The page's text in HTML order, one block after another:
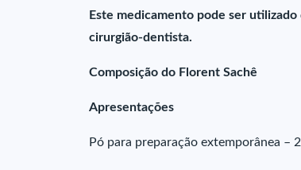
Este medicamento pode ser
cirurgião-dentista.
Composição do Florent Sachê
Apresentações
Pó para preparação extemporânea –